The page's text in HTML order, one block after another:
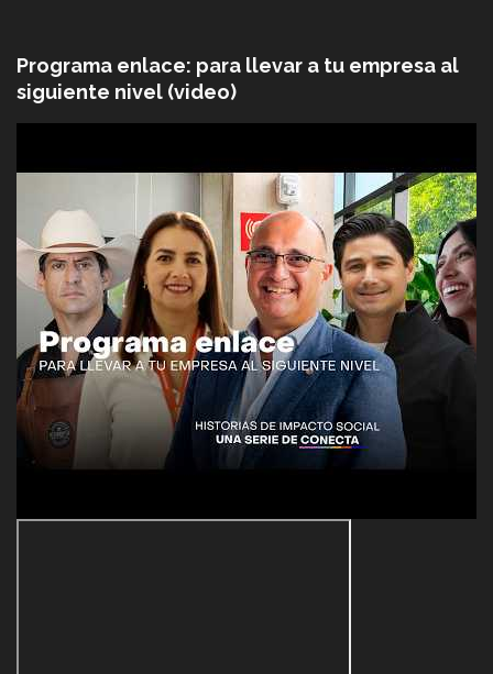
Programa enlace: para llevar a tu empresa al
siguiente nivel (video)